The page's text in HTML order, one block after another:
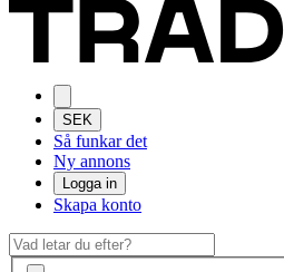
SEK
Så funkar det
Ny annons
Logga in
Skapa konto